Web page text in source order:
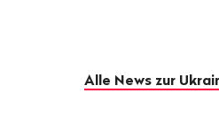
Alle News zur